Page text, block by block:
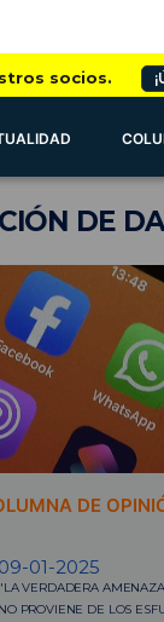
socios.
DE
DE
09-01-2025
"LA VERDADERA
NO PROVIENE DE LOS